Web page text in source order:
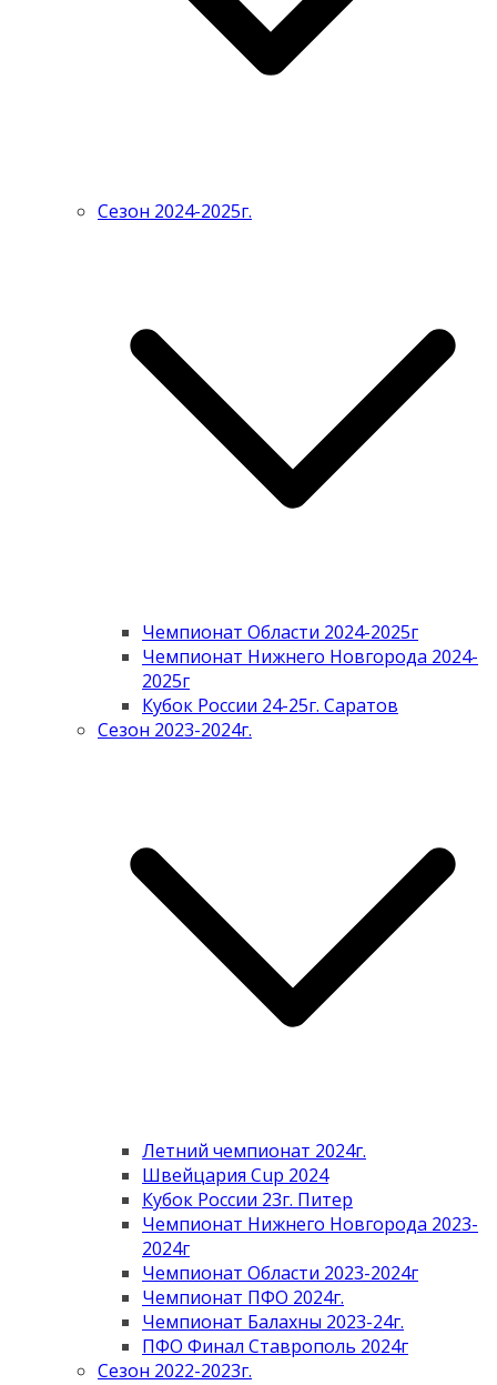
Сезон 2024-2025г.
Чемпионат Области 2024-2025г
Чемпионат Нижнего Новгорода 2024-
2025г
Кубок России 24-25г. Саратов
Сезон 2023-2024г.
Летний чемпионат 2024г.
Швейцария Cup 2024
Кубок России 23г. Питер
Чемпионат Нижнего Новгорода 2023-
2024г
Чемпионат Области 2023-2024г
Чемпионат ПФО 2024г.
Чемпионат Балахны 2023-24г.
ПФО Финал Ставрополь 2024г
Сезон 2022-2023г.